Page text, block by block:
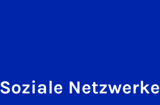
Soziale Netzwerke